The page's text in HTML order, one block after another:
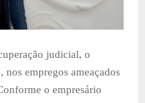
judicial, o
empregos ameaçados
o empresário